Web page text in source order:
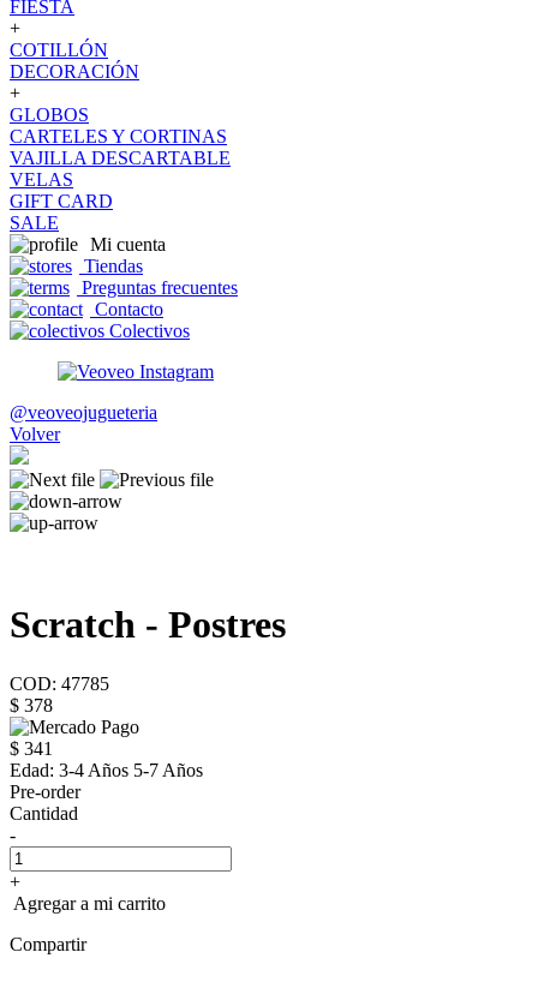
FIESTA
+
COTILLÓN
DECORACIÓN
+
GLOBOS
CARTELES Y CORTINAS
VAJILLA DESCARTABLE
VELAS
GIFT CARD
SALE
Mi cuenta
Tiendas
Preguntas frecuentes
Contacto
Colectivos
@veoveojugueteria
Volver
Scratch - Postres
COD: 47785
$ 378
$ 341
Edad: 3-4 Años 5-7 Años
Pre-order
Cantidad
-
+
Agregar a mi carrito
Compartir